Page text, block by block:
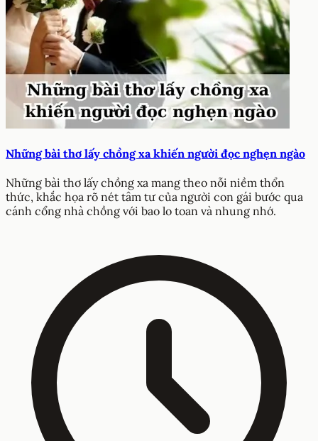
Những bài thơ lấy chồng xa khiến người đọc nghẹn ngào
Những bài thơ lấy chồng xa mang theo nỗi niềm thổn
thức, khắc họa rõ nét tâm tư của người con gái bước qua
cánh cổng nhà chồng với bao lo toan và nhung nhớ.